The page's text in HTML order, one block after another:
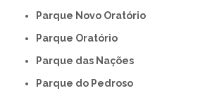
Parque Novo Oratório
Parque Oratório
Parque das Nações
Parque do Pedroso